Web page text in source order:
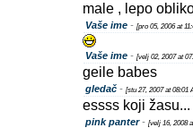
male , lepo
Vaše ime - [pro 05, 2006 at
Vaše ime - [velj 02, 2007 at
geile babes
gledač - [stu 27, 2007 at 08:01
essss koji žasu...
pink panter- [velj 16, 2008